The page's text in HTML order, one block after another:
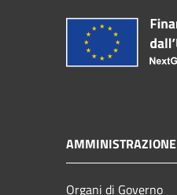
AMMINISTRAZIONE
Organi di Governo